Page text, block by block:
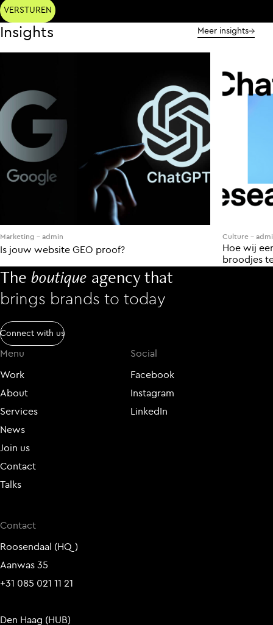
Insights Meer insights
Marketing - admin
Is jouw website GEO proof?
Culture -
Hoe wij
broodjes
The boutique agency that
brings brands to today
Connect with us
Menu
Work
About
Services
News
Join us
Contact
Talks
Social
Facebook
Instagram
LinkedIn
Contact
Roosendaal (HQ)
Aanwas 35
+31 085 021 11 21
Den Haag (HUB)